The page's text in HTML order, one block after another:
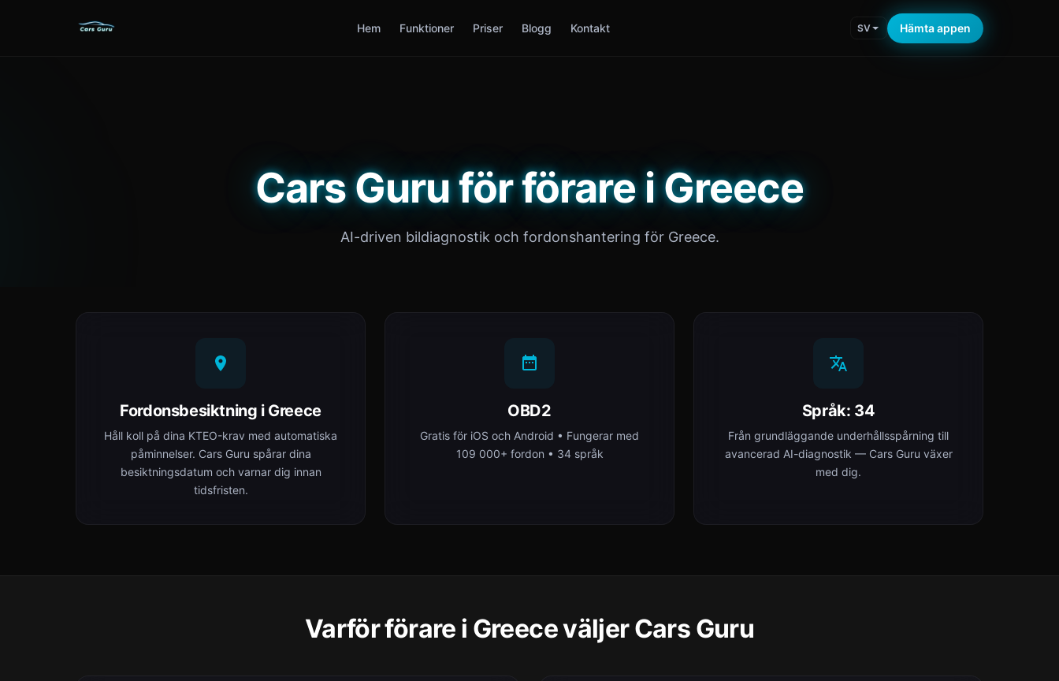
Hem Funktioner Priser Blogg Kontakt SV Hämta appen
Cars Guru för förare i Greece
AI-driven bildiagnostik och fordonshantering för Greece.
Fordonsbesiktning i Greece
Håll koll på dina ΚΤΕΟ-krav med automatiska
påminnelser. Cars Guru spårar dina
besiktningsdatum och varnar dig innan
tidsfristen.
OBD2
Gratis för iOS och Android • Fungerar med
109 000+ fordon • 34 språk
Språk: 34
Från grundläggande underhållsspårning till
avancerad AI-diagnostik — Cars Guru växer
med dig.
Varför förare i Greece väljer Cars Guru